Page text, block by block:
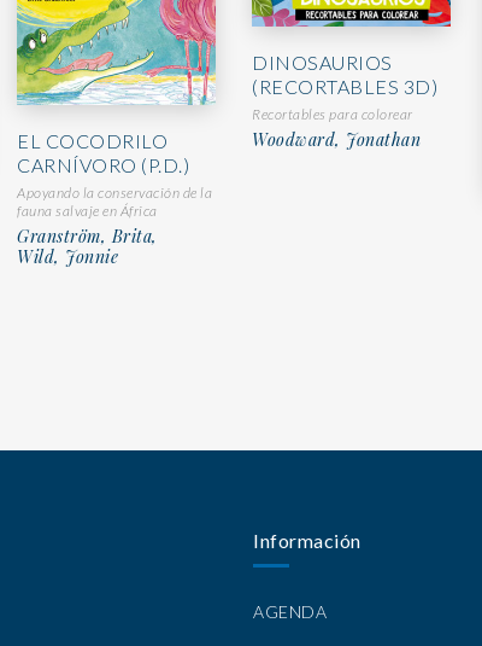
EL COCODRILO
CARNÍVORO (P.D.)
Apoyando la conservación de la
fauna salvaje en África
Granström, Brita,
Wild, Jonnie
DINOSAURIOS
(RECORTABLES 3D)
Recortables para colorear
Woodward, Jonathan
Información
AGENDA